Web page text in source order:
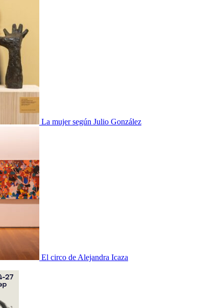
La mujer según Julio González
El circo de Alejandra Icaza